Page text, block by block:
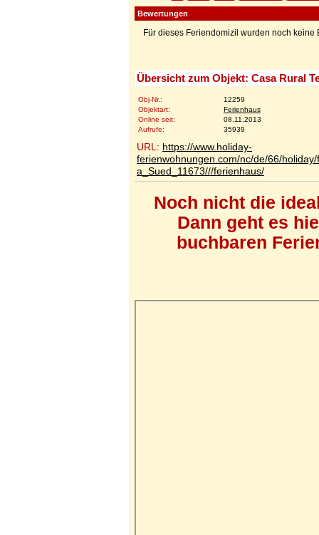
Bewertungen
Für dieses Feriendomizil wurden noch
Übersicht zum Objekt: Casa Rural
Obj-Nr.:
12259
Objektart:
Ferienhaus
Online seit:
08.11.2013
Aufrufe:
35939
URL: https://www.holiday-
ferienwohnungen.com/nc/de/66/
a_Sued_11673///ferienhaus/
Noch nicht die
Dann geht es
buchbaren